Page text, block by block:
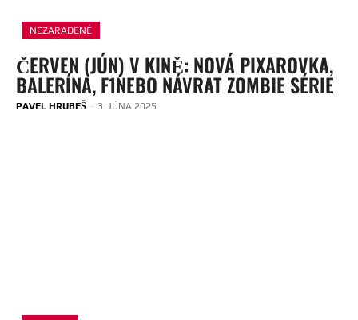
NEZARADENÉ
ČERVEN (JÚN) V KINĚ: NOVÁ PIXAROVKA,
BALERÍNA, F1NEBO NÁVRAT ZOMBIE SÉRIE
PAVEL HRUBEŠ - 3. JÚNA 2025